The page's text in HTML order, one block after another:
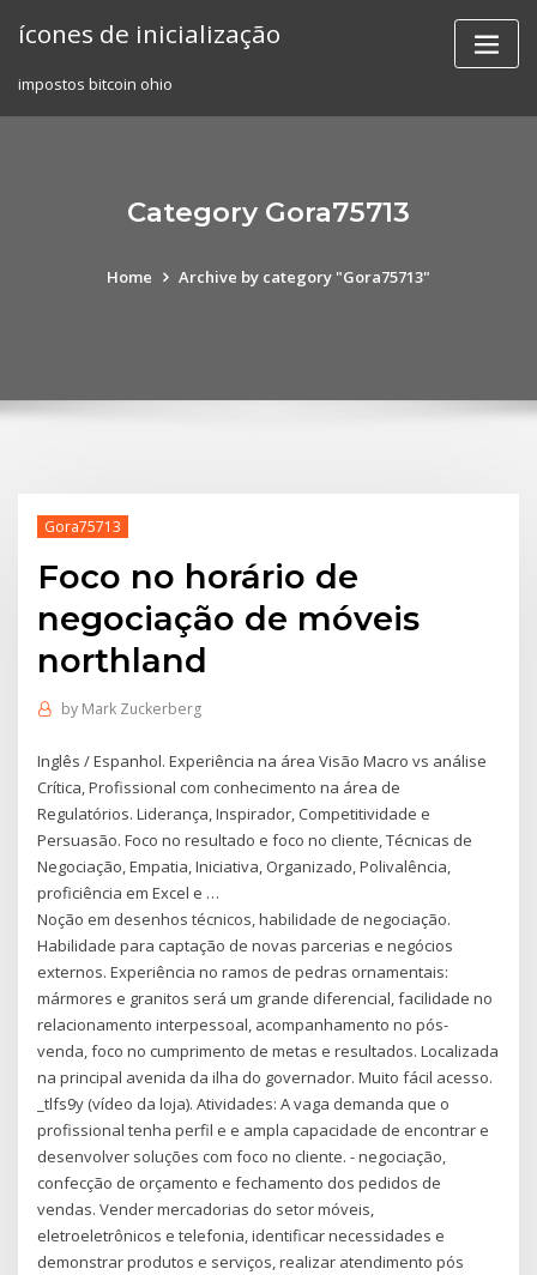
ícones de inicialização
impostos bitcoin ohio
Category Gora75713
Home Archive by category "Gora75713"
Gora75713
Foco no horário de
negociação de móveis
northland
by Mark Zuckerberg
Inglês / Espanhol. Experiência na área Visão Macro vs análise
Crítica, Profissional com conhecimento na área de
Regulatórios. Liderança, Inspirador, Competitividade e
Persuasão. Foco no resultado e foco no cliente, Técnicas de
Negociação, Empatia, Iniciativa, Organizado, Polivalência,
proficiência em Excel e …
Noção em desenhos técnicos, habilidade de negociação.
Habilidade para captação de novas parcerias e negócios
externos. Experiência no ramos de pedras ornamentais:
mármores e granitos será um grande diferencial, facilidade no
relacionamento interpessoal, acompanhamento no pós-
venda, foco no cumprimento de metas e resultados. Localizada
na principal avenida da ilha do governador. Muito fácil acesso.
_tlfs9y (vídeo da loja). Atividades: A vaga demanda que o
profissional tenha perfil e e ampla capacidade de encontrar e
desenvolver soluções com foco no cliente. - negociação,
confecção de orçamento e fechamento dos pedidos de
vendas. Vender mercadorias do setor móveis,
eletroeletrônicos e telefonia, identificar necessidades e
demonstrar produtos e serviços, realizar atendimento pós